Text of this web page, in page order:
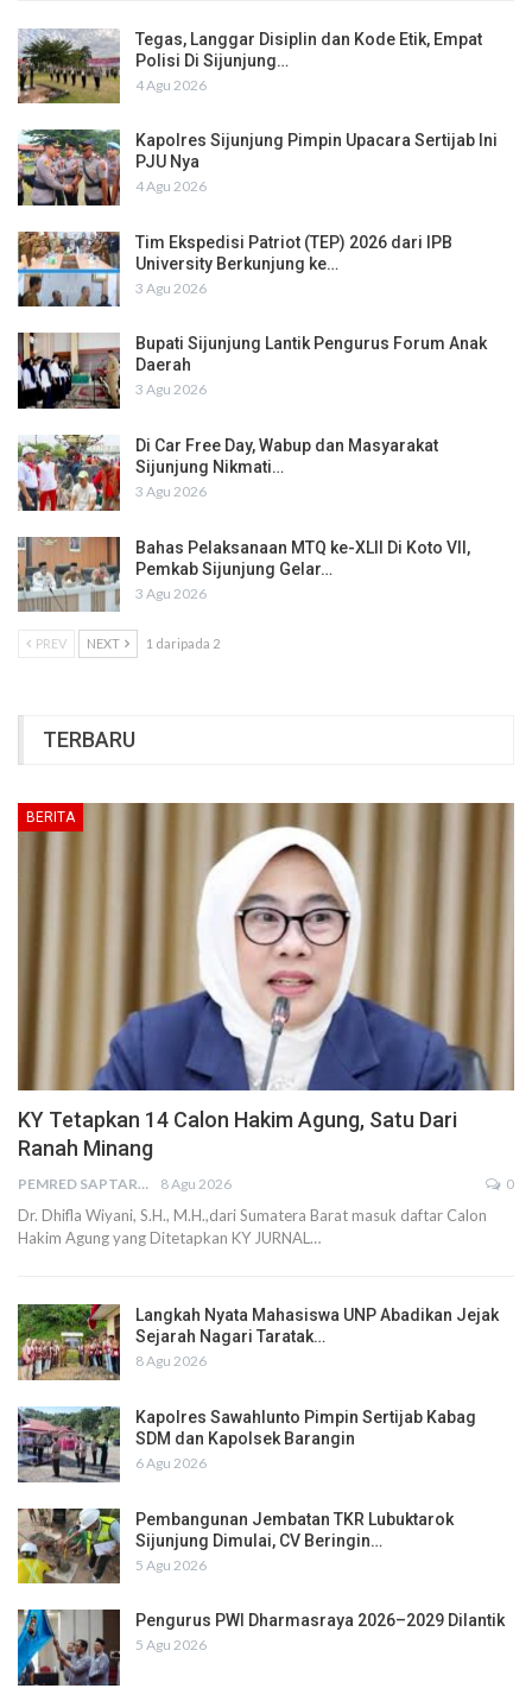
Tegas, Langgar Disiplin dan Kode Etik, Empat
Polisi Di Sijunjung…
4 Agu 2026
Kapolres Sijunjung Pimpin Upacara Sertijab Ini
PJU Nya
4 Agu 2026
Tim Ekspedisi Patriot (TEP) 2026 dari IPB
University Berkunjung ke…
3 Agu 2026
Bupati Sijunjung Lantik Pengurus Forum Anak
Daerah
3 Agu 2026
Di Car Free Day, Wabup dan Masyarakat
Sijunjung Nikmati…
3 Agu 2026
Bahas Pelaksanaan MTQ ke-XLII Di Koto VII,
Pemkab Sijunjung Gelar…
3 Agu 2026
PREV NEXT 1 daripada 2
TERBARU
BERITA
KY Tetapkan 14 Calon Hakim Agung, Satu Dari
Ranah Minang
PEMRED SAPTARIUS 8 Agu 2026 0
Dr. Dhifla Wiyani, S.H., M.H.,dari Sumatera Barat masuk daftar Calon
Hakim Agung yang Ditetapkan KY JURNAL…
Langkah Nyata Mahasiswa UNP Abadikan Jejak
Sejarah Nagari Taratak…
8 Agu 2026
Kapolres Sawahlunto Pimpin Sertijab Kabag
SDM dan Kapolsek Barangin
6 Agu 2026
Pembangunan Jembatan TKR Lubuktarok
Sijunjung Dimulai, CV Beringin…
5 Agu 2026
Pengurus PWI Dharmasraya 2026–2029 Dilantik
5 Agu 2026